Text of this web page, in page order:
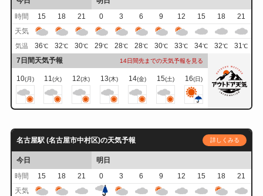
時間
15 18 21 0 3 6 9 12 15 18
21
天気
気温 36℃ 32℃ 30℃ 29℃ 28℃ 28℃ 30℃ 33℃ 34℃ 32℃ 31℃
7日間天気予報 14日間先までの天気予報を見る
10(月) 11(火) 12(水) 13(木) 14(金) 15(土) 16(日)
名古屋駅 (名古屋市中村区)の天気予報 詳しくみる
今日
明日
時間
15 18 21 0 3 6 9 12 15 18
21
天気